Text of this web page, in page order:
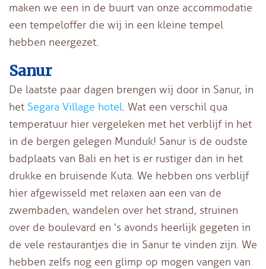
maken we een in de buurt van onze accommodatie
een tempeloffer die wij in een kleine tempel
hebben neergezet.
Sanur
De laatste paar dagen brengen wij door in Sanur, in
het Segara Village hotel. Wat een verschil qua
temperatuur hier vergeleken met het verblijf in het
in de bergen gelegen Munduk! Sanur is de oudste
badplaats van Bali en het is er rustiger dan in het
drukke en bruisende Kuta. We hebben ons verblijf
hier afgewisseld met relaxen aan een van de
zwembaden, wandelen over het strand, struinen
over de boulevard en ’s avonds heerlijk gegeten in
de vele restaurantjes die in Sanur te vinden zijn. We
hebben zelfs nog een glimp op mogen vangen van